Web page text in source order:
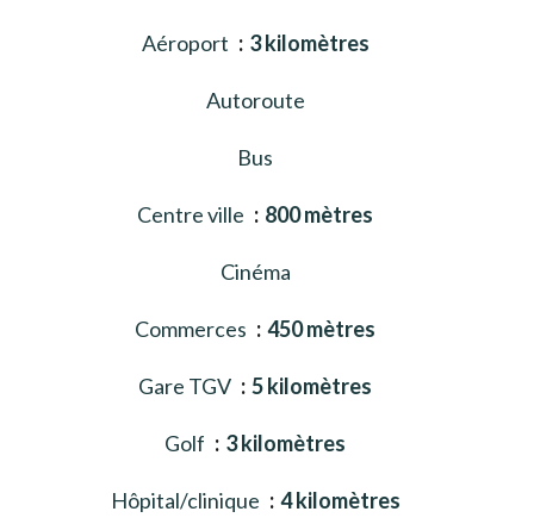
Aéroport 3 kilomètres
Autoroute
Bus
Centre ville 800 mètres
Cinéma
Commerces 450 mètres
Gare TGV 5 kilomètres
Golf 3 kilomètres
Hôpital/clinique 4 kilomètres